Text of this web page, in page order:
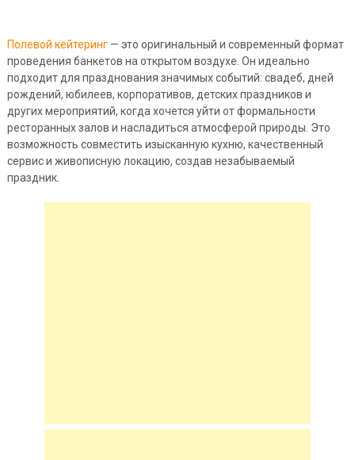
Полевой кейтеринг— это оригинальный и современный формат
проведения банкетов на открытом воздухе. Он идеально
подходит для празднования значимых событий: свадеб, дней
рождений, юбилеев, корпоративов, детских праздников и
других мероприятий, когда хочется уйти от формальности
ресторанных залов и насладиться атмосферой природы. Это
возможность совместить изысканную кухню, качественный
сервис и живописную локацию, создав незабываемый
праздник.